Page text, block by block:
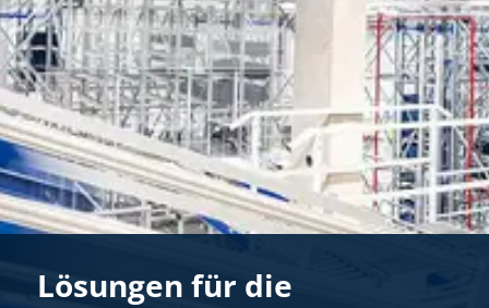
Lösungen für die